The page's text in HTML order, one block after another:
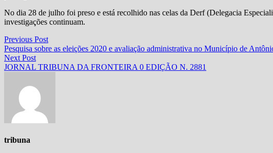
No dia 28 de julho foi preso e está recolhido nas celas da Derf (Delegacia
investigações continuam.
Navegação
de
Post
Previous PostPrevious
post:
Pesquisa sobre as eleições 2020 e avaliação administrativa no Município de
Next PostNext
post:
JORNAL TRIBUNA DA FRONTEIRA 0 EDIÇÃO N. 2881
tribuna